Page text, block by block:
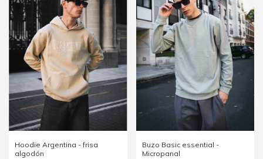
Hoodie Argentina - frisa
algodón
Buzo Basic essential -
Micropanal